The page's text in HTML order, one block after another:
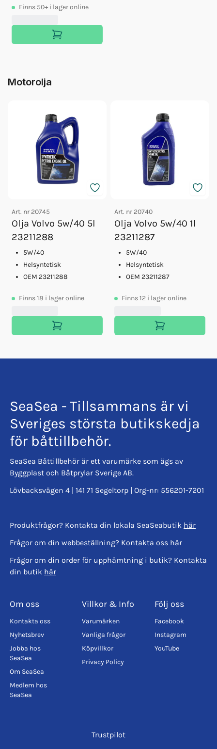
Finns 50+ i lager online
Motorolja
Art. nr 20745
Olja Volvo 5w/40 5l
23211288
5W/40
Helsyntetisk
OEM 23211288
Finns18 i lager online
Art. nr 20740
Olja Volvo 5w/40 1l
23211287
5W/40
Helsyntetisk
OEM 23211287
Finns12 i lager online
SeaSea - Tillsammans är vi
Sveriges största butikskedja
för båttillbehör.
SeaSea Båttillbehör är ett varumärke som ägs av
Byggplast och Båtprylar Sverige AB.
Lövbacksvägen 4 | 141 71 Segeltorp | Org-nr: 556201-7201
Produktfrågor? Kontakta din lokala SeaSeabutik här
Frågor om din webbeställning? Kontakta oss här
Frågor om din order för upphämtning i butik? Kontakta
din butik här
Om oss
Kontakta oss
Nyhetsbrev
Jobba hos
SeaSea
Om SeaSea
Medlem hos
SeaSea
Villkor & Info
Varumärken
Vanliga frågor
Köpvillkor
Privacy Policy
Följ oss
Facebook
Instagram
YouTube
Trustpilot